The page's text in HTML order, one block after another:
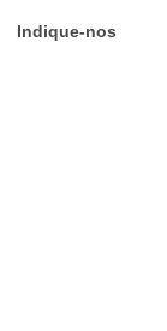
Indique-nos